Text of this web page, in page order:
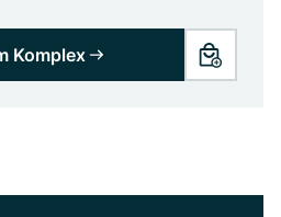
Komplex